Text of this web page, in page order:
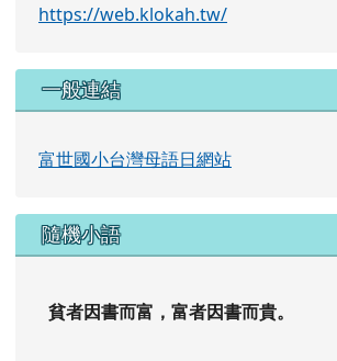
https://web.klokah.tw/
一般連結
富世國小台灣母語日網站
隨機小語
貧者因書而富，富者因書而貴。